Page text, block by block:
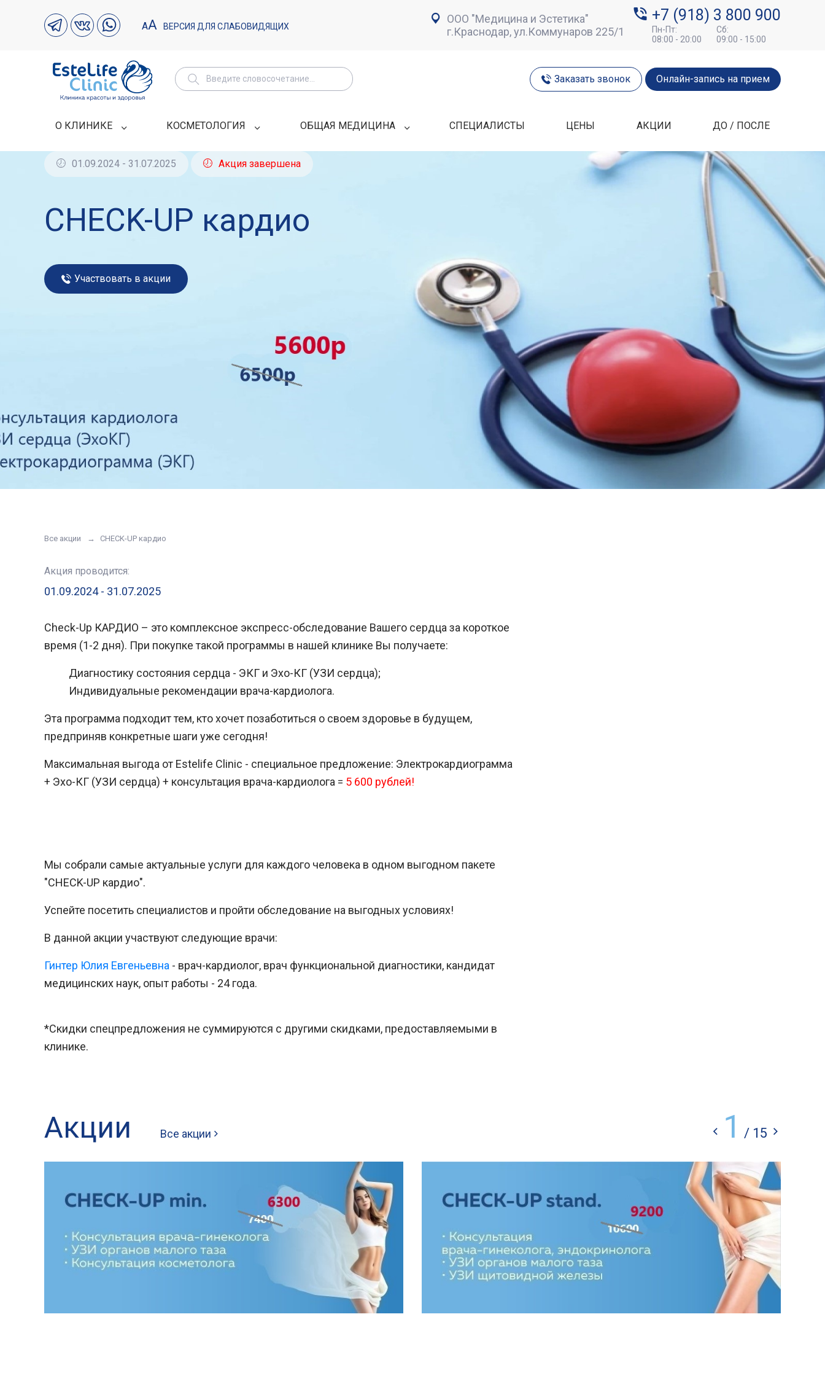
АА ВЕРСИЯ ДЛЯ СЛАБОВИДЯЩИХ
ООО "Медицина и Эстетика"
г.Краснодар, ул.Коммунаров 225/1
+7 (918) 3 800 900
Пн-Пт:
08:00 - 20:00
Сб:
09:00 - 15:00
Заказать звонок Онлайн-запись на прием
О КЛИНИКЕ КОСМЕТОЛОГИЯ ОБЩАЯ МЕДИЦИНА СПЕЦИАЛИСТЫ ЦЕНЫ АКЦИИ ДО / ПОСЛЕ
01.09.2024 - 31.07.2025 Акция завершена
CHECK-UP кардио
Участвовать в акции
Все акции CHECK-UP кардио
Акция проводится:
01.09.2024 - 31.07.2025
Check-Up КАРДИО – это комплексное экспресс-обследование Вашего сердца за короткое
время (1-2 дня). При покупке такой программы в нашей клинике Вы получаете:
Диагностику состояния сердца - ЭКГ и Эхо-КГ (УЗИ сердца);
Индивидуальные рекомендации врача-кардиолога.
Эта программа подходит тем, кто хочет позаботиться о своем здоровье в будущем,
предприняв конкретные шаги уже сегодня!
Максимальная выгода от Estelife Clinic - специальное предложение: Электрокардиограмма
+ Эхо-КГ (УЗИ сердца) + консультация врача-кардиолога = 5 600 рублей!
Мы собрали самые актуальные услуги для каждого человека в одном выгодном пакете
"CHECK-UP кардио".
Успейте посетить специалистов и пройти обследование на выгодных условиях!
В данной акции участвуют следующие врачи:
Гинтер Юлия Евгеньевна - врач-кардиолог, врач функциональной диагностики, кандидат
медицинских наук, опыт работы - 24 года.
*Скидки спецпредложения не суммируются с другими скидками, предоставляемыми в
клинике.
Акции Все акции 1 / 15